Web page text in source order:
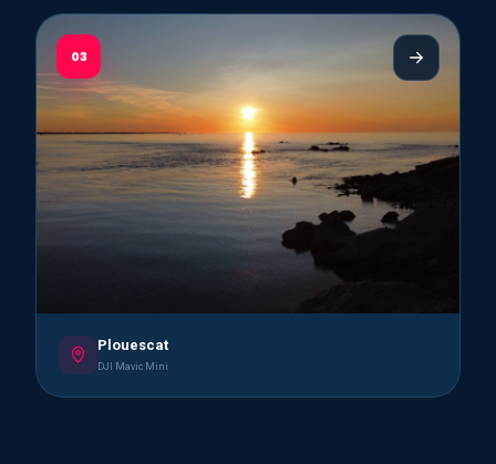
03
Plouescat
DJI Mavic Mini